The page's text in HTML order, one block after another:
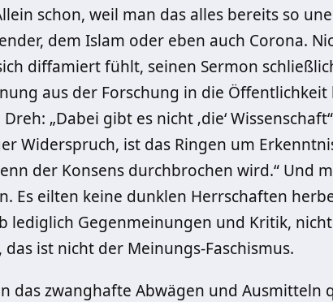
schon, weil man das alles bereits so
dem Islam oder eben auch Corona.
diffamiert fühlt, seinen Sermon
aus der Forschung in die Öffentlichkeit
„Dabei gibt es nicht ‚die‘
Widerspruch, ist das Ringen um
der Konsens durchbrochen wird.“ Und
Es eilten keine dunklen Herrschaften
lediglich Gegenmeinungen und Kritik,
ist nicht der Meinungs-Faschismus.
das zwanghafte Abwägen und Ausmitteln